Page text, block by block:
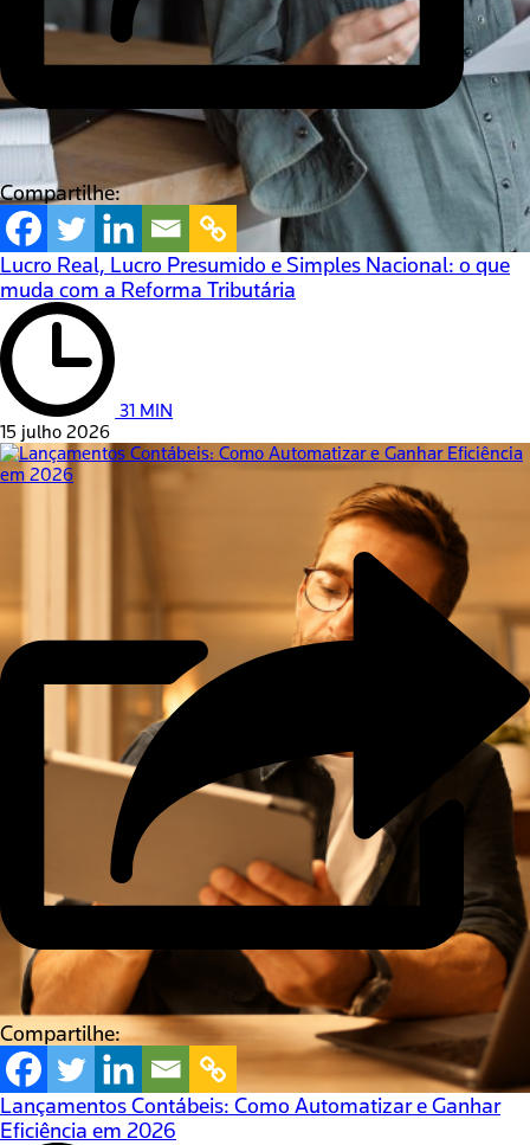
Compartilhe:
Lucro Real, Lucro Presumido e Simples Nacional: o que
muda com a Reforma Tributária
31 MIN
15 julho 2026
Compartilhe:
Lançamentos Contábeis: Como Automatizar e Ganhar
Eficiência em 2026